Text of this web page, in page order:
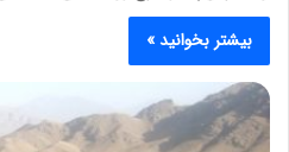
بیشتر بخوانید »